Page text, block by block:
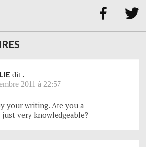
 
dit :
2011 à 22:57
your writing. Are you a
very knowledgeable?